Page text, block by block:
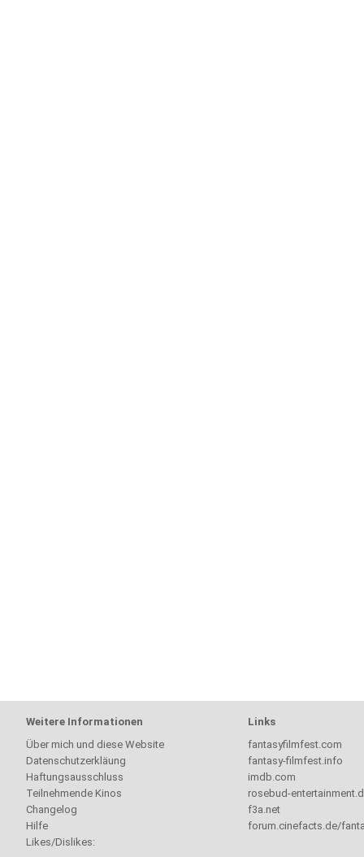
Weitere Informationen
Über mich und diese Website
Datenschutzerkläung
Haftungsausschluss
Teilnehmende Kinos
Changelog
Hilfe
Likes/Dislikes:
Links
fantasyfilmfest.com
fantasy-filmfest.info
imdb.com
rosebud-
f3a.net
forum.cinefacts.de/